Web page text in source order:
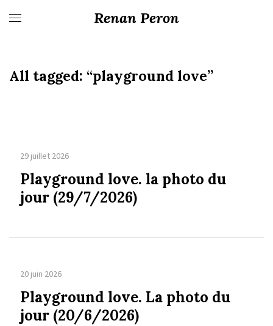
Renan Peron
All tagged: “playground love”
29 juillet 2026
Playground love. la photo du
jour (29/7/2026)
20 juin 2026
Playground love. La photo du
jour (20/6/2026)